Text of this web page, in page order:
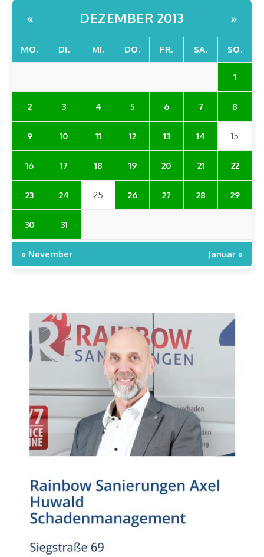
« DEZEMBER 2013 »
MO. DI. MI. DO. FR. SA. SO.
1
2 3 4 5 6 7 8
9 10 11 12 13 14 15
16 17 18 19 20 21 22
23 24 25 26 27 28 29
30 31
« November Januar »